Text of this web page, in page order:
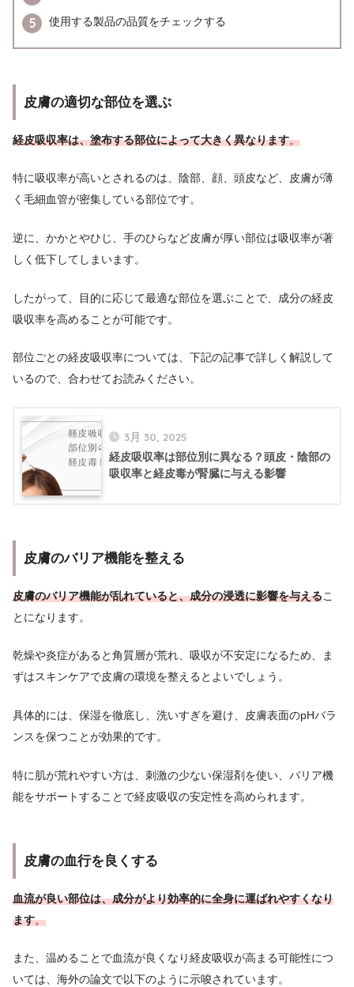
使用する製品の品質をチェックする
皮膚の適切な部位を選ぶ
経皮吸収率は、塗布する部位によって大きく異なります。
特に吸収率が高いとされるのは、陰部、顔、頭皮など、皮膚が薄
く毛細血管が密集している部位です。
逆に、かかとやひじ、手のひらなど皮膚が厚い部位は吸収率が著
しく低下してしまいます。
したがって、目的に応じて最適な部位を選ぶことで、成分の経皮
吸収率を高めることが可能です。
部位ごとの経皮吸収率については、下記の記事で詳しく解説して
いるので、合わせてお読みください。
3月 30, 2025
経皮吸収率は部位別に異なる？頭皮・陰部の
吸収率と経皮毒が腎臓に与える影響
皮膚のバリア機能を整える
皮膚のバリア機能が乱れていると、成分の浸透に影響を与えるこ
とになります。
乾燥や炎症があると角質層が荒れ、吸収が不安定になるため、ま
ずはスキンケアで皮膚の環境を整えるとよいでしょう。
具体的には、保湿を徹底し、洗いすぎを避け、皮膚表面のpHバラ
ンスを保つことが効果的です。
特に肌が荒れやすい方は、刺激の少ない保湿剤を使い、バリア機
能をサポートすることで経皮吸収の安定性を高められます。
皮膚の血行を良くする
血流が良い部位は、成分がより効率的に全身に運ばれやすくなり
ます。
また、温めることで血流が良くなり経皮吸収が高まる可能性につ
いては、海外の論文で以下のように示唆されています。